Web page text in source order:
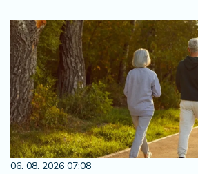
06. 08. 2026 07:08